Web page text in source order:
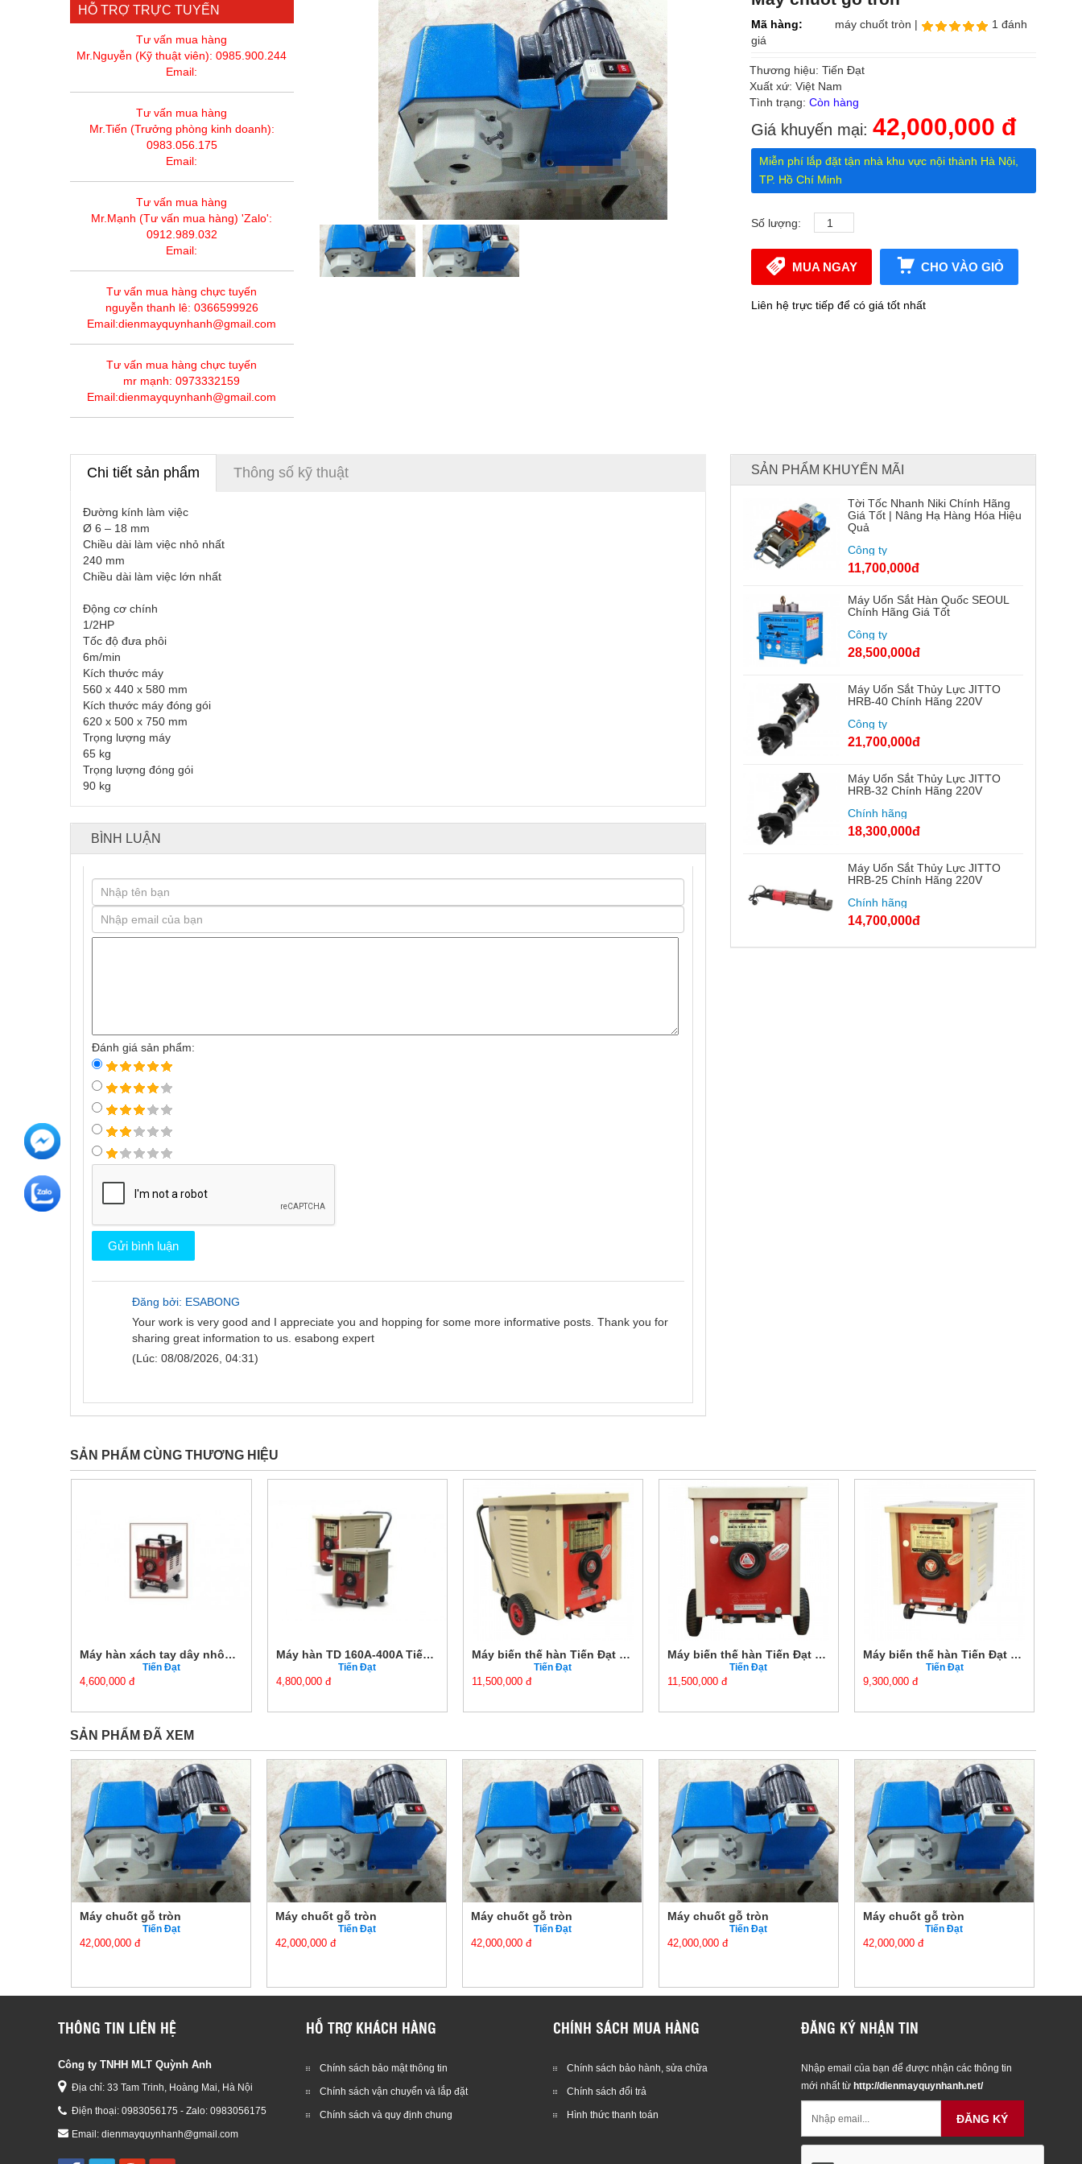
HỖ TRỢ TRỰC TUYẾN
Tư vấn mua hàng
Mr.Nguyễn (Kỹ thuật viên): 0985.900.244
Email:
Tư vấn mua hàng
Mr.Tiến (Trưởng phòng kinh doanh):
0983.056.175
Email:
Tư vấn mua hàng
Mr.Mạnh (Tư vấn mua hàng) 'Zalo':
0912.989.032
Email:
Tư vấn mua hàng chực tuyến
nguyễn thanh lê: 0366599926
Email:dienmayquynhanh@gmail.com
Tư vấn mua hàng chực tuyến
mr mạnh: 0973332159
Email:dienmayquynhanh@gmail.com
Mã hàng: máy chuốt tròn |
1 đánh
giá
Thương hiệu: Tiến Đạt
Xuất xứ: Việt Nam
Tình trạng: Còn hàng
Giá khuyến mại: 42,000,000 đ
Miễn phí lắp đặt tận nhà khu vực nội thành Hà Nội,
TP. Hồ Chí Minh
Số lượng:
MUA NGAY CHO VÀO GIỎ
Liên hệ trực tiếp để có giá tốt nhất
Chi tiết sản phẩm Thông số kỹ thuật
Đường kính làm việc
Ø 6 – 18 mm
Chiều dài làm việc nhỏ nhất
240 mm
Chiều dài làm việc lớn nhất
Động cơ chính
1/2HP
Tốc độ đưa phôi
6m/min
Kích thước máy
560 x 440 x 580 mm
Kích thước máy đóng gói
620 x 500 x 750 mm
Trọng lượng máy
65 kg
Trọng lượng đóng gói
90 kg
BÌNH LUẬN
Đánh giá sản phẩm:
Đăng bởi: ESABONG
Your work is very good and I appreciate you and hopping for some more informative posts. Thank you for
sharing great information to us. esabong expert
(Lúc: 08/08/2026, 04:31)
SẢN PHẨM KHUYẾN MÃI
Tời Tốc Nhanh Niki Chính Hãng
Giá Tốt | Nâng Hạ Hàng Hóa Hiệu
Quả
Công ty
11,700,000đ
Máy Uốn Sắt Hàn Quốc SEOUL
Chính Hãng Giá Tốt
Công ty
28,500,000đ
Máy Uốn Sắt Thủy Lực JITTO
HRB-40 Chính Hãng 220V
Công ty
21,700,000đ
Máy Uốn Sắt Thủy Lực JITTO
HRB-32 Chính Hãng 220V
Chính hãng
18,300,000đ
Máy Uốn Sắt Thủy Lực JITTO
HRB-25 Chính Hãng 220V
Chính hãng
14,700,000đ
SẢN PHẨM CÙNG THƯƠNG HIỆU
Tiến Đạt
4,800,000 đ
Tiến Đạt
11,500,000 đ
Tiến Đạt
11,500,000 đ
Tiến Đạt
9,300,000 đ
Tiến Đạt
6,930,000 đ
SẢN PHẨM ĐÃ XEM
Máy chuốt gỗ tròn
Tiến Đạt
42,000,000 đ
Máy chuốt gỗ tròn
Tiến Đạt
42,000,000 đ
Máy chuốt gỗ tròn
Tiến Đạt
42,000,000 đ
Máy chuốt gỗ tròn
Tiến Đạt
42,000,000 đ
Máy chuốt gỗ tròn
Tiến Đạt
42,000,000 đ
THÔNG TIN LIÊN HỆ
Công ty TNHH MLT Quỳnh Anh
Địa chỉ: 33 Tam Trinh, Hoàng Mai, Hà Nội
Điện thoại: 0983056175 - Zalo: 0983056175
Email: dienmayquynhanh@gmail.com
HỖ TRỢ KHÁCH HÀNG
Chính sách bảo mật thông tin
Chính sách vận chuyển và lắp đặt
Chính sách và quy định chung
CHÍNH SÁCH MUA HÀNG
Chính sách bảo hành, sửa chữa
Chính sách đổi trả
Hình thức thanh toán
ĐĂNG KÝ NHẬN TIN
Nhập email của bạn để được nhận các thông tin
mới nhất từ http://dienmayquynhanh.net/
ĐĂNG KÝ